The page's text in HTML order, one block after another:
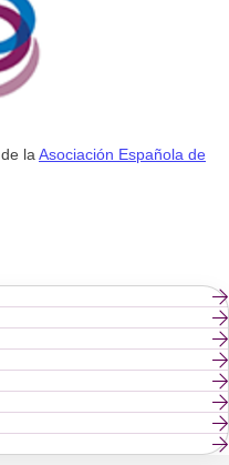
la Asociación Española de